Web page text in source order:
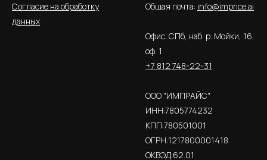
Согласие на обработку
данных
Общая почта: info@imprice.ai
Офис: СПб, наб. р. Мойки, 16,
оф. 1
+7 812 748-22-31
ООО "ИМПРАЙС"
ИНН:7805774232
КПП:780501001
ОГРН:1217800001418
ОКВЭД:62.01